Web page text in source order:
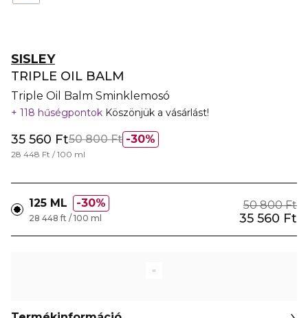
SISLEY
TRIPLE OIL BALM
Triple Oil Balm Sminklemosó
118 hűségpontok Köszönjük a vásárlást!
30%
35 560 Ft50 800 Ft
28 448 Ft / 100 ml
125 ML 30% 50 800 Ft
35 560 Ft
28 448 ft / 100 ml